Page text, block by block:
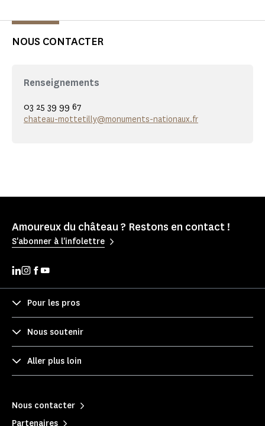
NOUS CONTACTER
Renseignements
03 25 39 99 67
chateau-mottetilly@monuments-nationaux.fr
Amoureux du château ? Restons en contact !
S'abonner à l'infolettre
Pour les pros
Nous soutenir
Aller plus loin
Nous contacter
Partenaires